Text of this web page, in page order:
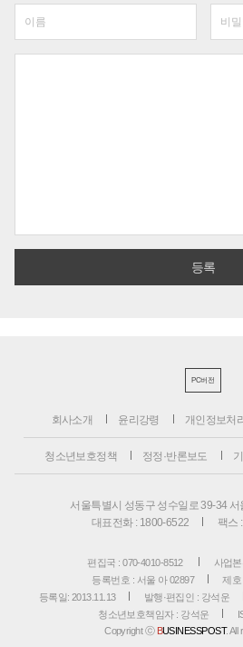
PC버전
회사소개 윤리강령 개인정보처
청소년보호정책 정정·반론보도
서울특별시 성동구 성수일로 39-34
대표전화 : 1800-6522
팩스
편집국 : 070-4010-8512
사업
등록번호 : 서울 아 02897
제호
등록일: 2013.11.13
발행·편집인 : 강석운
청소년보호책임자 : 강석운
Copyright ⓒ BUSINESSPOST. All